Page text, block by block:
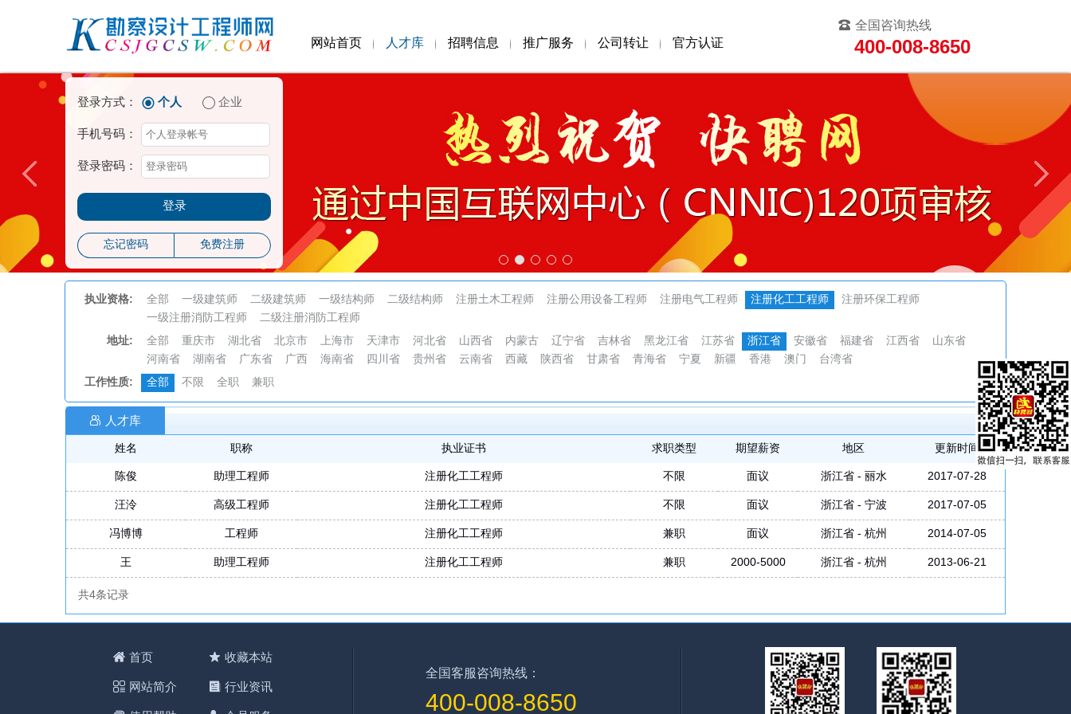
网站首页 人才库 招聘信息 推广服务 公司转让 官方认证
全国咨询热线
400-008-8650
登录方式： 个人 企业
手机号码：
登录密码：
登录
忘记密码 免费注册
执业资格: 全部 一级建筑师 二级建筑师 一级结构师 二级结构师 注册土木工程师 注册公用设备工程师 注册电气工程师 注册化工工程师
注册环保工程师
一级注册消防工程师
二级注册消防工程师
地址: 全部 重庆市 湖北省 北京市 上海市 天津市 河北省 山西省 内蒙古 辽宁省 吉林省 黑龙江省 江苏省 浙江省 安徽省 福建省 江西省
山东省
河南省
湖南省 广东省 广西 海南省 四川省 贵州省 云南省 西藏 陕西省 甘肃省 青海省 宁夏 新疆 香港 澳门 台湾省
工作性质: 全部 不限 全职 兼职
人才库
姓名 职称 执业证书 求职类型 期望薪资 地区 更新时间
陈俊 助理工程师 注册化工工程师 不限 面议 浙江省 - 丽水 2017-07-28
汪泠 高级工程师 注册化工工程师 不限 面议 浙江省 - 宁波 2017-07-05
冯博博 工程师 注册化工工程师 兼职 面议 浙江省 - 杭州 2014-07-05
王 助理工程师 注册化工工程师 兼职 2000-5000 浙江省 - 杭州 2013-06-21
共4条记录
首页 收藏本站
网站简介 行业资讯
全国客服咨询热线：
400-008-8650